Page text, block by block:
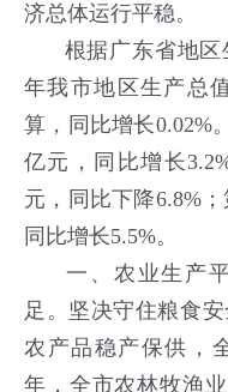
济总体运行平稳。
根据广东省地区
年我市地区生产总
算，同比增长0.02%
亿元，同比增长
元，同比下降6.8%；
同比增长5.5%。
一、农业生产
足。 坚决守住粮食
农产品稳产保供，
年，全市农林牧渔